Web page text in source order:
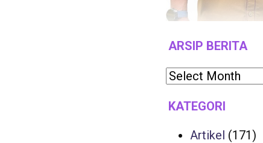
ARSIP BERITA
KATEGORI
Artikel (171)